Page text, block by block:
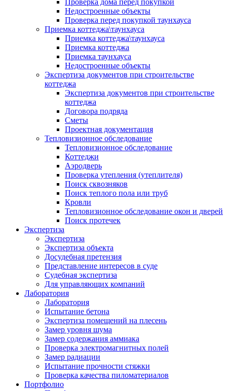
Проверка дома перед покупкой
Недостроенные объекты
Проверка перед покупкой таунхауса
Приемка коттеджа\таунхауса
Приемка коттеджа\таунхауса
Приемка коттеджа
Приемка таунхауса
Недостроенные объекты
Экспертиза документов при строительстве
коттеджа
Экспертиза документов при строительстве
коттеджа
Договора подряда
Сметы
Проектная документация
Тепловизионное обследование
Тепловизионное обследование
Коттеджи
Аэродверь
Проверка утепления (утеплителя)
Поиск сквозняков
Поиск теплого пола или труб
Кровли
Тепловизионное обследование окон и дверей
Поиск протечек
Экспертиза
Экспертиза
Экспертиза объекта
Досудебная претензия
Представление интересов в суде
Судебная экспертиза
Для управляющих компаний
Лаборатория
Лаборатория
Испытание бетона
Экспертиза помещений на плесень
Замер уровня шума
Замер содержания аммиака
Проверка электромагнитных полей
Замер радиации
Испытание прочности стяжки
Проверка качества пиломатериалов
Портфолио